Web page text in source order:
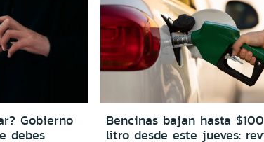
Gobierno
debes
Bencinas bajan hasta
litro desde este jueves: